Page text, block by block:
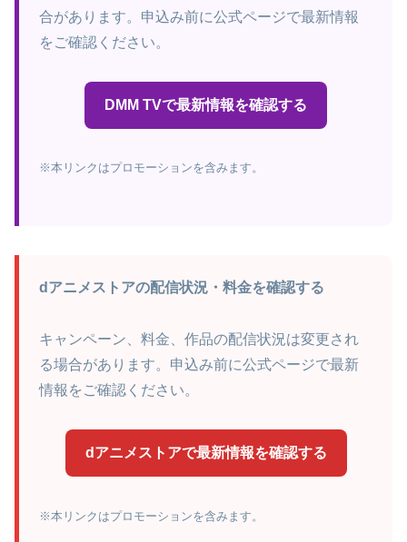
合があります。申込み前に公式ページで最新情報
をご確認ください。
DMM TVで最新情報を確認する
※本リンクはプロモーションを含みます。
dアニメストアの配信状況・料金を確認する
キャンペーン、料金、作品の配信状況は変更され
る場合があります。申込み前に公式ページで最新
情報をご確認ください。
dアニメストアで最新情報を確認する
※本リンクはプロモーションを含みます。